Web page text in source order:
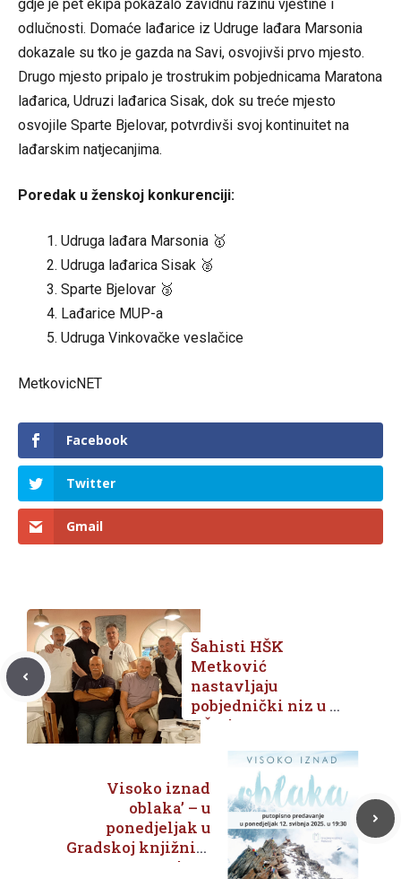
gdje je pet ekipa pokazalo zavidnu razinu vještine i
odlučnosti. Domaće lađarice iz Udruge lađara Marsonia
dokazale su tko je gazda na Savi, osvojivši prvo mjesto.
Drugo mjesto pripalo je trostrukim pobjednicama Maratona
lađarica, Udruzi lađarica Sisak, dok su treće mjesto
osvojile Sparte Bjelovar, potvrdivši svoj kontinuitet na
lađarskim natjecanjima.
Poredak u ženskoj konkurenciji:
Udruga lađara Marsonia 🥇
Udruga lađarica Sisak 🥈
Sparte Bjelovar 🥉
Lađarice MUP-a
Udruga Vinkovačke veslačice
MetkovicNET
Facebook
Twitter
Gmail
Šahisti HŠK
Metković
nastavljaju
pobjednički niz u 4.
HŠL-jug
Visoko iznad
oblaka’ – u
ponedjeljak u
Gradskoj knjižnici
putopisno